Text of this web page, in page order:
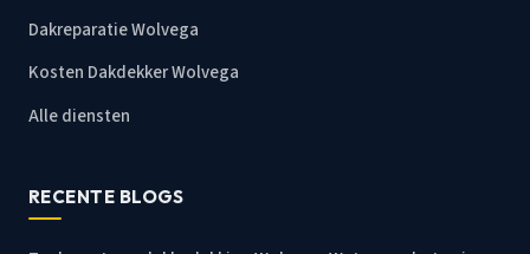
Dakreparatie Wolvega
Kosten Dakdekker Wolvega
Alle diensten
RECENTE BLOGS